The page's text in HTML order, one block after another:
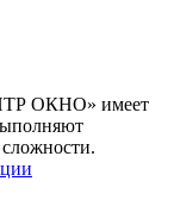
ОКНО» имеет